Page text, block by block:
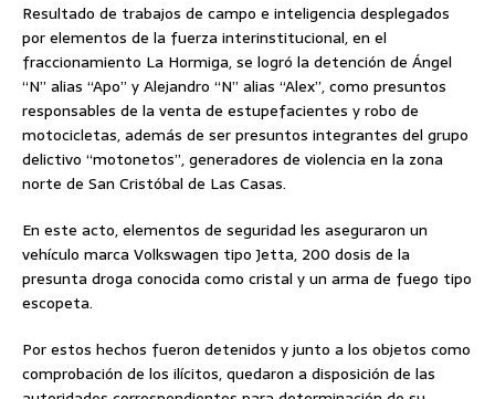
Resultado de trabajos de campo e inteligencia desplegados
por elementos de la fuerza interinstitucional, en el
fraccionamiento La Hormiga, se logró la detención de Ángel
“N” alias “Apo” y Alejandro “N” alias “Alex”, como presuntos
responsables de la venta de estupefacientes y robo de
motocicletas, además de ser presuntos integrantes del grupo
delictivo “motonetos”, generadores de violencia en la zona
norte de San Cristóbal de Las Casas.
En este acto, elementos de seguridad les aseguraron un
vehículo marca Volkswagen tipo Jetta, 200 dosis de la
presunta droga conocida como cristal y un arma de fuego tipo
escopeta.
Por estos hechos fueron detenidos y junto a los objetos como
comprobación de los ilícitos, quedaron a disposición de las